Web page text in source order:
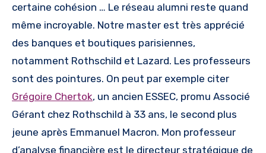
certaine cohésion … Le réseau alumni reste quand
même incroyable. Notre master est très apprécié
des banques et boutiques parisiennes,
notamment Rothschild et Lazard. Les professeurs
sont des pointures. On peut par exemple citer
Grégoire Chertok, un ancien ESSEC, promu Associé
Gérant chez Rothschild à 33 ans, le second plus
jeune après Emmanuel Macron. Mon professeur
d’analyse financière est le directeur stratégique de